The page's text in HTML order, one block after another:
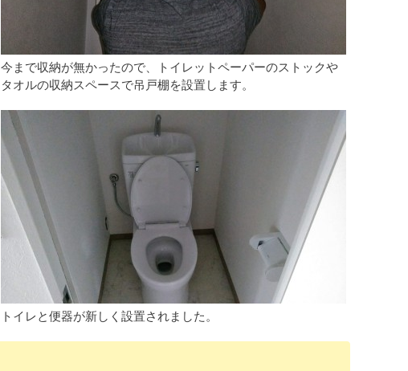
今まで収納が無かったので、トイレットペーパーのストックや
タオルの収納スペースで吊戸棚を設置します。
トイレと便器が新しく設置されました。